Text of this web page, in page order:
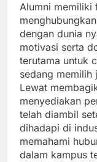
Alumni memiliki
dengan dunia
motivasi serta
terutama untuk
sedang memilih
Lewat
menyediakan
telah diambil
dihadapi di
memahami
dalam kampus